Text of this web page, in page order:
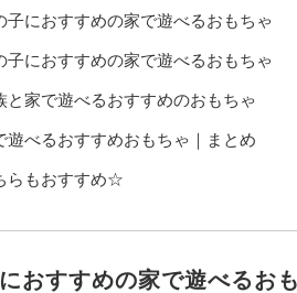
子におすすめの家で遊べるおもちゃ
子におすすめの家で遊べるおもちゃ
と家で遊べるおすすめのおもちゃ
遊べるおすすめおもちゃ｜まとめ
らもおすすめ☆
おすすめの家で遊べるお